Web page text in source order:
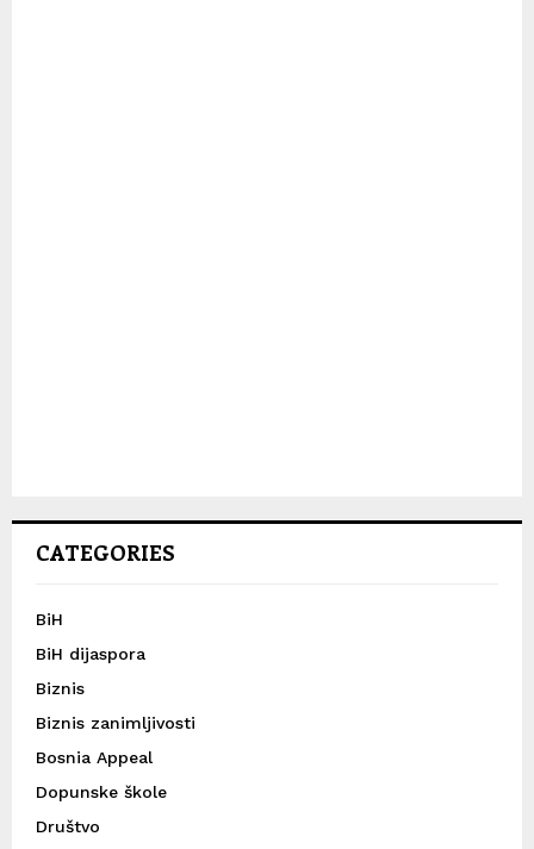
CATEGORIES
BiH
BiH dijaspora
Biznis
Biznis zanimljivosti
Bosnia Appeal
Dopunske škole
Društvo